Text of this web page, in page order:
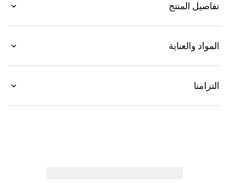
أساسية لا غنى عنها.
تفاصيل المنتج
المواد والعناية
التزامنا